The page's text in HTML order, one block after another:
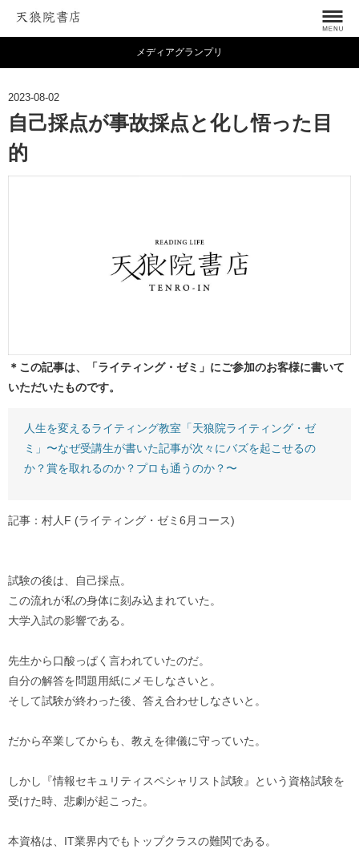
メディアグランプリ
2023-08-02
自己採点が事故採点と化し悟った目
的
＊この記事は、「ライティング・ゼミ」にご参加のお客様に書いて
いただいたものです。
人生を変えるライティング教室「天狼院ライティング・ゼ
ミ」〜なぜ受講生が書いた記事が次々にバズを起こせるの
か？賞を取れるのか？プロも通うのか？〜
記事：村人F (ライティング・ゼミ6月コース)
試験の後は、自己採点。
この流れが私の身体に刻み込まれていた。
大学入試の影響である。
先生から口酸っぱく言われていたのだ。
自分の解答を問題用紙にメモしなさいと。
そして試験が終わった後、答え合わせしなさいと。
だから卒業してからも、教えを律儀に守っていた。
しかし『情報セキュリティスペシャリスト試験』という資格試験を
受けた時、悲劇が起こった。
本資格は、IT業界内でもトップクラスの難関である。